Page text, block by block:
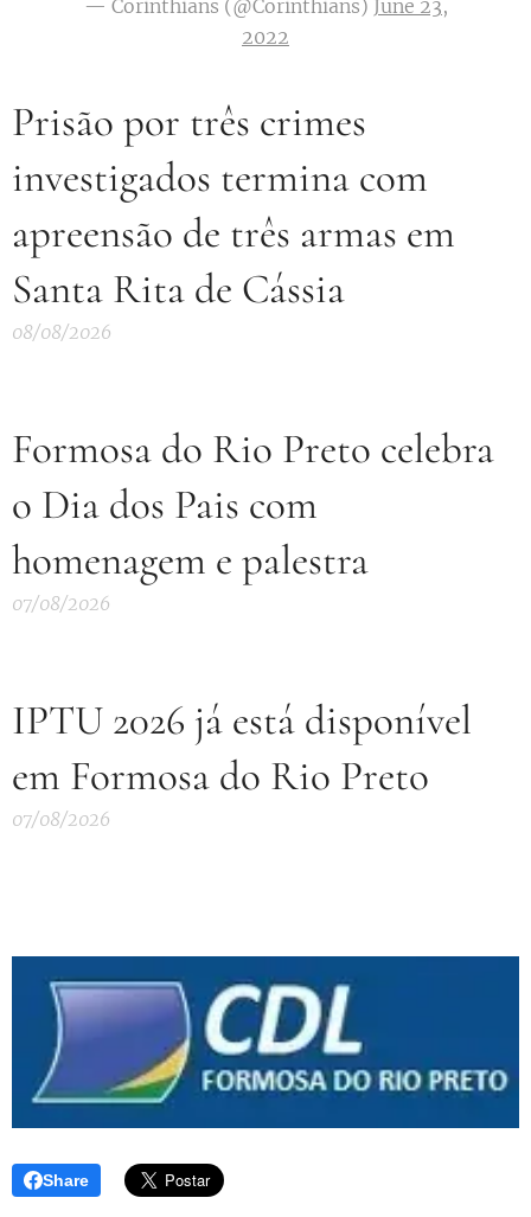
— Corinthians (@Corinthians) June 23,
2022
Prisão por três crimes
investigados termina com
apreensão de três armas em
Santa Rita de Cássia
08/08/2026
Formosa do Rio Preto celebra
o Dia dos Pais com
homenagem e palestra
07/08/2026
IPTU 2026 já está disponível
em Formosa do Rio Preto
07/08/2026
Share